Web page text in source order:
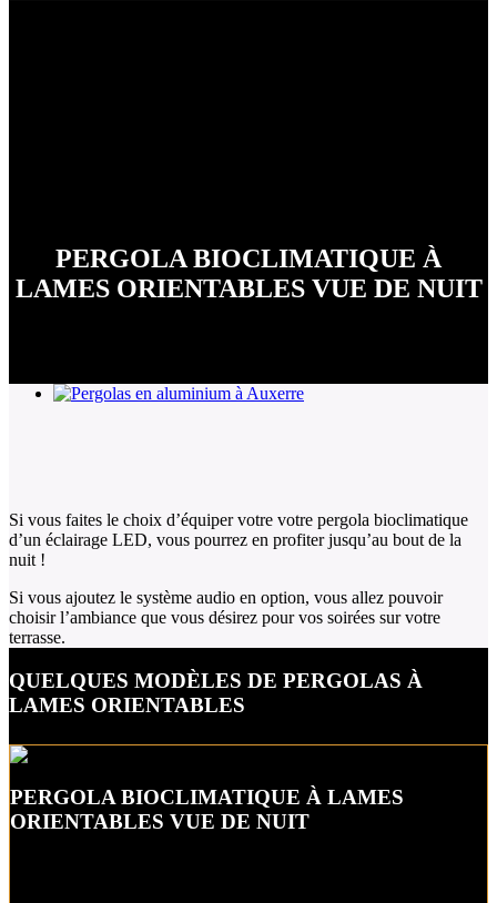
PERGOLA BIOCLIMATIQUE À
LAMES ORIENTABLES VUE DE NUIT
Si vous faites le choix d’équiper votre votre pergola bioclimatique
d’un éclairage LED, vous pourrez en profiter jusqu’au bout de la
nuit !
Si vous ajoutez le système audio en option, vous allez pouvoir
choisir l’ambiance que vous désirez pour vos soirées sur votre
terrasse.
QUELQUES MODÈLES DE PERGOLAS À
LAMES ORIENTABLES
PERGOLA BIOCLIMATIQUE À LAMES
ORIENTABLES VUE DE NUIT